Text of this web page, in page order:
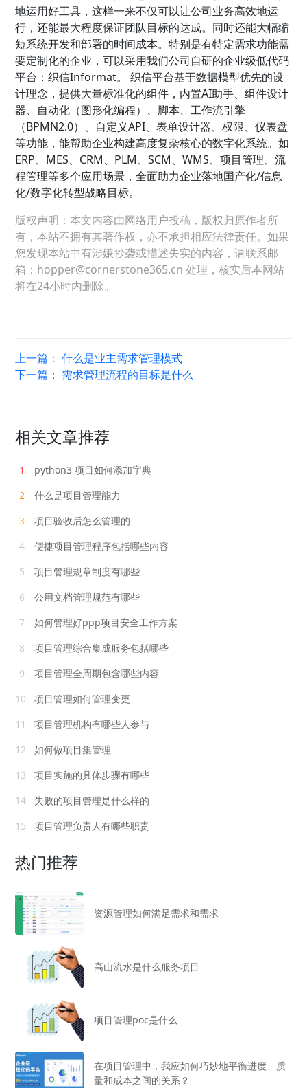
地运用好工具，这样一来不仅可以让公司业务高效地运
行，还能最大程度保证团队目标的达成。同时还能大幅缩
短系统开发和部署的时间成本。特别是有特定需求功能需
要定制化的企业，可以采用我们公司自研的企业级低代码
平台：织信Informat。 织信平台基于数据模型优先的设
计理念，提供大量标准化的组件，内置AI助手、组件设计
器、自动化（图形化编程）、脚本、工作流引擎
（BPMN2.0）、自定义API、表单设计器、权限、仪表盘
等功能，能帮助企业构建高度复杂核心的数字化系统。如
ERP、MES、CRM、PLM、SCM、WMS、项目管理、流
程管理等多个应用场景，全面助力企业落地国产化/信息
化/数字化转型战略目标。
版权声明：本文内容由网络用户投稿，版权归原作者所
有，本站不拥有其著作权，亦不承担相应法律责任。如果
您发现本站中有涉嫌抄袭或描述失实的内容，请联系邮
箱：hopper@cornerstone365.cn 处理，核实后本网站
将在24小时内删除。
上一篇：什么是业主需求管理模式
下一篇： 需求管理流程的目标是什么
相关文章推荐
1
python3 项目如何添加字典
2
什么是项目管理能力
3
项目验收后怎么管理的
4
便捷项目管理程序包括哪些内容
5
项目管理规章制度有哪些
6
公用文档管理规范有哪些
7
如何管理好ppp项目安全工作方案
8
项目管理综合集成服务包括哪些
9
项目管理全周期包含哪些内容
10
项目管理如何管理变更
11
项目管理机构有哪些人参与
12
如何做项目集管理
13
项目实施的具体步骤有哪些
14
失败的项目管理是什么样的
15
项目管理负责人有哪些职责
热门推荐
资源管理如何满足需求和需求
高山流水是什么服务项目
项目管理poc是什么
在项目管理中，我应如何巧妙地平衡进度、质
量和成本之间的关系？